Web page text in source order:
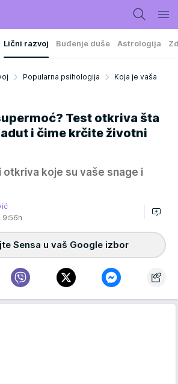
Lični razvoj Buđenje duše Astrologija
Popularna psihologija
Koja je vaša
Test otkriva šta
i čime krčite životni
otkriva koje su vaše snage i
9:56h
Sensa u vaš Google izbor